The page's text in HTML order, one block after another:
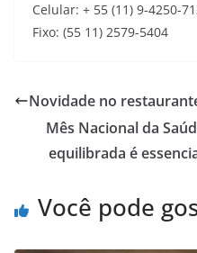
Celular: + 55 (11) 9-4250-
Fixo: (55 11) 2579-5404
Novidade no
Mês Nacional da
equilibrada é
Você pode